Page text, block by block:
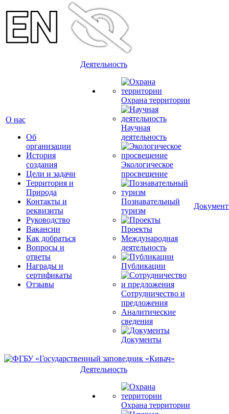
О нас
Об
организации
История
создания
Цели и задачи
Территория и
Природа
Контакты и
реквизиты
Руководство
Вакансии
Как добраться
Вопросы и
ответы
Награды и
сертификаты
Отзывы
Деятельность
Охрана территории
Научная
деятельность
Экологическое
просвещение
Познавательный
туризм
Проекты
Международная
деятельность
Публикации
Сотрудничество и
предложения
Аналитические
сведения
Документы
Деятельность
Охрана территории